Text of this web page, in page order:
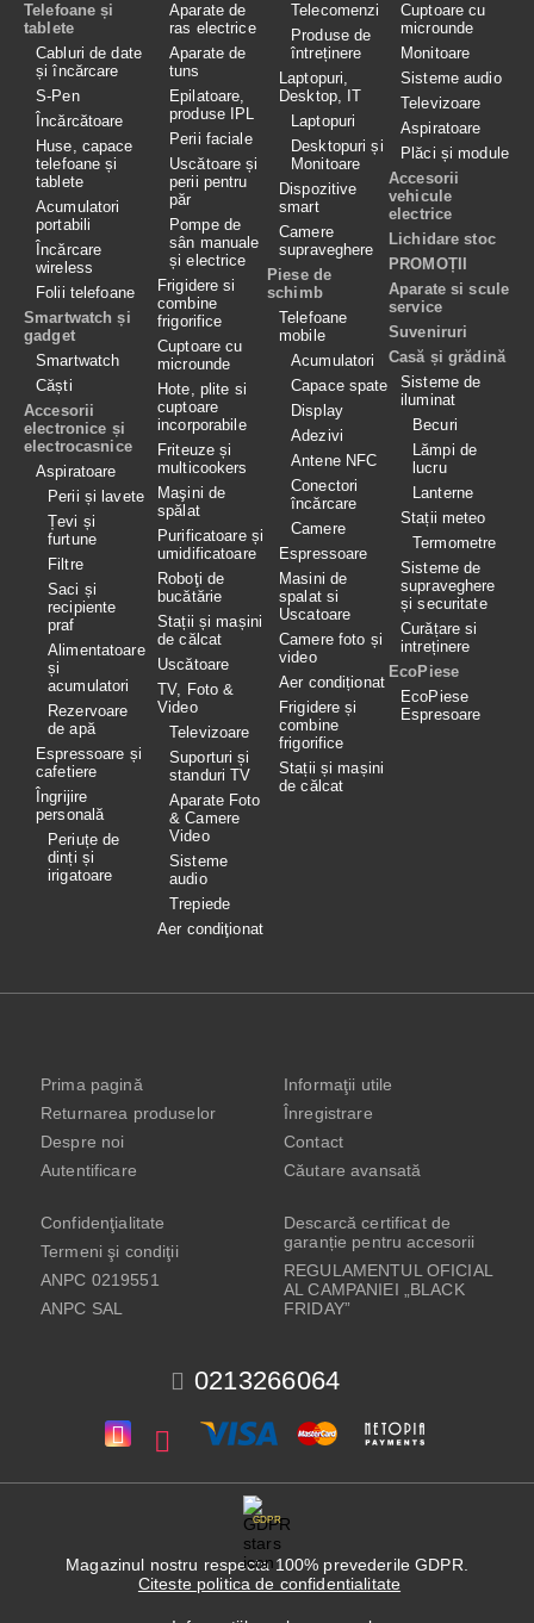
Telefoane și
tablete
Cabluri de date
și încărcare
S-Pen
Încărcătoare
Huse, capace
telefoane și
tablete
Acumulatori
portabili
Încărcare
wireless
Folii telefoane
Smartwatch și
gadget
Smartwatch
Căști
Accesorii
electronice și
electrocasnice
Aspiratoare
Perii și lavete
Țevi și
furtune
Filtre
Saci și
recipiente
praf
Alimentatoare
și
acumulatori
Rezervoare
de apă
Espressoare și
cafetiere
Îngrijire
personală
Periuțe de
dinți și
irigatoare
Aparate de
ras electrice
Aparate de
tuns
Epilatoare,
produse IPL
Perii faciale
Uscătoare și
perii pentru
păr
Pompe de
sân manuale
și electrice
Frigidere si
combine
frigorifice
Cuptoare cu
microunde
Hote, plite si
cuptoare
incorporabile
Friteuze și
multicookers
Maşini de
spălat
Purificatoare și
umidificatoare
Roboţi de
bucătărie
Stații și mașini
de călcat
Uscătoare
TV, Foto &
Video
Televizoare
Suporturi și
standuri TV
Aparate Foto
& Camere
Video
Sisteme
audio
Trepiede
Aer condiţionat
Telecomenzi
Produse de
întreținere
Laptopuri,
Desktop, IT
Laptopuri
Desktopuri și
Monitoare
Dispozitive
smart
Camere
supraveghere
Piese de
schimb
Telefoane
mobile
Acumulatori
Capace spate
Display
Adezivi
Antene NFC
Conectori
încărcare
Camere
Espressoare
Masini de
spalat si
Uscatoare
Camere foto și
video
Aer condiționat
Frigidere și
combine
frigorifice
Stații și mașini
de călcat
Cuptoare cu
microunde
Monitoare
Sisteme audio
Televizoare
Aspiratoare
Plăci și module
Accesorii
vehicule
electrice
Lichidare stoc
PROMOȚII
Aparate si scule
service
Suveniruri
Casă și grădină
Sisteme de
iluminat
Becuri
Lămpi de
lucru
Lanterne
Stații meteo
Termometre
Sisteme de
supraveghere
și securitate
Curățare si
intreținere
EcoPiese
EcoPiese
Espresoare
0213266064
Prima pagină
Returnarea produselor
Despre noi
Autentificare
Informaţii utile
Înregistrare
Contact
Căutare avansată
Confidenţialitate
Termeni şi condiţii
ANPC 0219551
ANPC SAL
Descarcă certificat de
garanție pentru accesorii
REGULAMENTUL OFICIAL
AL CAMPANIEI „BLACK
FRIDAY”
GDPR
Magazinul nostru respecta 100% prevederile GDPR.
Citeste politica de confidentialitate